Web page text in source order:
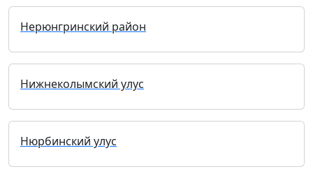
Нерюнгринский район
Нижнеколымский улус
Нюрбинский улус